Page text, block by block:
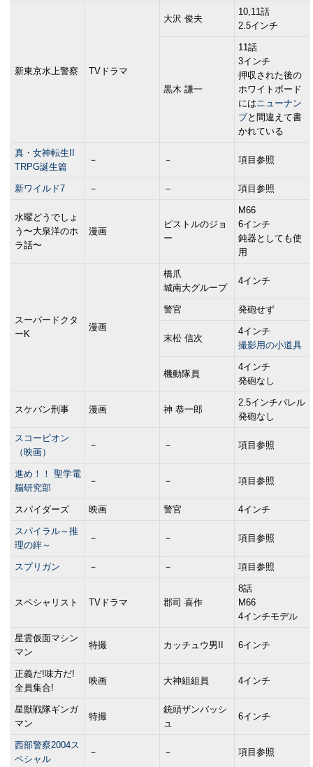
新東京水上警察 TVドラマ
大沢 俊夫
10,11話
2.5インチ
黒木 謙一
11話
3インチ
押収された後の
ホワイトボード
には ニューナン
ブと間違えて書
かれている
真・女神転生II
TRPG誕生篇
－ － 項目参照
新ワイルド7 － － 項目参照
水曜どうでしょ
う〜大泉洋のホ
ラ話〜
漫画
ピストルのジョ
ー
M66
6インチ
鈍器としても使
用
スーパードクタ
ーK
漫画
橋爪
城南大グループ
4インチ
警官 発砲せず
末松 信次
4インチ
撮影用の小道具
機動隊員
4インチ
発砲なし
スケバン刑事 漫画 神 恭一郎
2.5インチバレル
発砲なし
スコーピオン
（映画）
－ － 項目参照
進め！！ 聖学電
脳研究部
－ － 項目参照
スパイダーズ 映画 警官 4インチ
スパイラル～推
理の絆～
－ － 項目参照
スプリガン － － 項目参照
スペシャリスト TVドラマ 郡司 喜作
8話
M66
4インチモデル
星雲仮面マシン
マン
特撮 カッチュウ男II 6インチ
正義だ!味方だ!
全員集合!
映画 大神組組員 4インチ
星獣戦隊ギンガ
マン
特撮
銃頭ザンバッシ
ュ
6インチ
西部警察2004ス
ペシャル
－ － 項目参照